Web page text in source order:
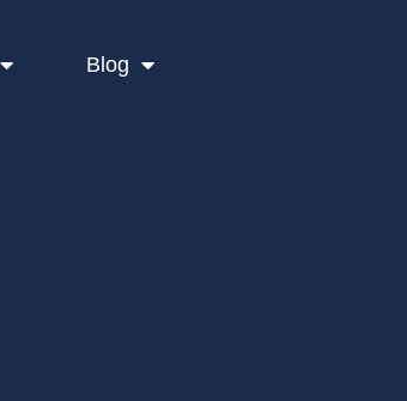
Blog